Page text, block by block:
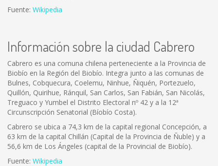
Fuente: Wikipedia
Información sobre la ciudad Cabrero
Cabrero es una comuna chilena perteneciente a la Provincia de
Biobío en la Región del Biobío. Integra junto a las comunas de
Bulnes, Cobquecura, Coelemu, Ninhue, Ñiquén, Portezuelo,
Quillón, Quirihue, Ránquil, San Carlos, San Fabián, San Nicolás,
Treguaco y Yumbel el Distrito Electoral nº 42 y a la 12ª
Circunscripción Senatorial (Bíobío Costa).
Cabrero se ubica a 74,3 km de la capital regional Concepción, a
63 km de la capital Chillán (Capital de la Provincia de Ñuble) y a
56,6 km de Los Ángeles (capital de la Provincial de Biobío).
Fuente: Wikipedia